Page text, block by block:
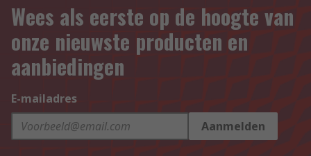
Wees als eerste op de hoogte van
onze nieuwste producten en
aanbiedingen
E-mailadres
Aanmelden